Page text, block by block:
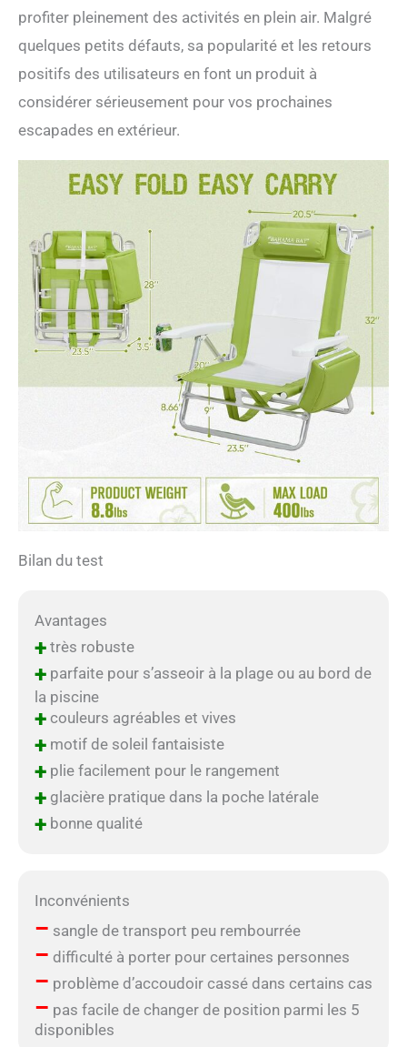
profiter pleinement des activités en plein air. Malgré
quelques petits défauts, sa popularité et les retours
positifs des utilisateurs en font un produit à
considérer sérieusement pour vos prochaines
escapades en extérieur.
Bilan du test
Avantages
+très robuste
+parfaite pour s’asseoir à la plage ou au bord de
la piscine
+couleurs agréables et vives
+motif de soleil fantaisiste
+plie facilement pour le rangement
+glacière pratique dans la poche latérale
+bonne qualité
Inconvénients
– sangle de transport peu rembourrée
– difficulté à porter pour certaines personnes
– problème d’accoudoir cassé dans certains cas
– pas facile de changer de position parmi les 5
disponibles